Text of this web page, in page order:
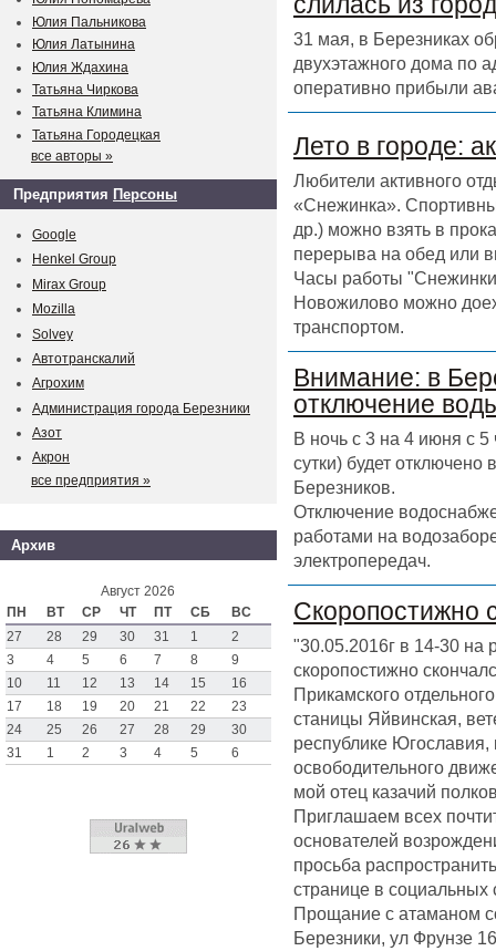
31 мая, в Березниках
двухэтажного дома по
оперативно прибыли
Лето в городе:
Любители активного
«Снежинка».
др.) можно взять в
перерыва на обед или
Часы работы
Новожилово можно
транспортом.
Внимание: в
отключение
В ночь с 3 на 4 июня с 5
сутки) будет
Березников.
Отключение
работами на
электропередач.
Скоропостижно
"30.05.2016г в 14-30 на
скоропостижно
Прикамского
станицы Яйвинская,
республике
освободительного
мой отец казачий
Приглашаем всех
основателей
просьба
странице в
Прощание с атаманом
Березники, ул Фрунзе
Юлия Пальникова
Юлия Латынина
Юлия Ждахина
Татьяна Чиркова
Татьяна Климина
Татьяна Городецкая
все авторы »
Предприятия Персоны
Google
Henkel Group
Mirax Group
Mozilla
Solvey
Автотранскалий
Агрохим
Администрация города Березники
Азот
Акрон
все предприятия »
Архив
Август 2026
ПН
ВТ СР ЧТ ПТ СБ
ВС
27
28 29 30 31 1
2
3
4 5 6 7 8
9
10
11 12 13 14 15
16
17
18 19 20 21 22
23
24
25 26 27 28 29
30
31
1 2 3 4 5 6